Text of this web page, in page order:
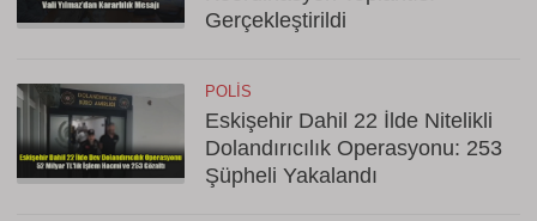
Gerçekleştirildi
POLIS
Eskişehir Dahil 22 İlde Nitelikli
Dolandırıcılık Operasyonu: 253
Şüpheli Yakalandı